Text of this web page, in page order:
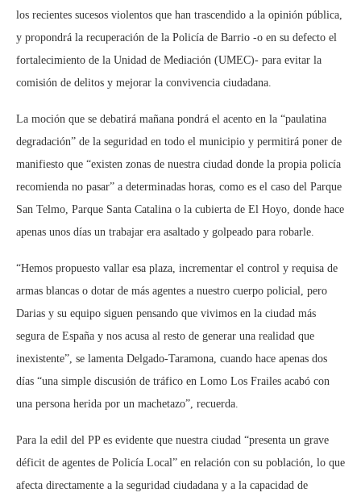
los recientes sucesos violentos que han trascendido a la opinión pública,
y propondrá la recuperación de la Policía de Barrio -o en su defecto el
fortalecimiento de la Unidad de Mediación (UMEC)- para evitar la
comisión de delitos y mejorar la convivencia ciudadana.
La moción que se debatirá mañana pondrá el acento en la “paulatina
degradación” de la seguridad en todo el municipio y permitirá poner de
manifiesto que “existen zonas de nuestra ciudad donde la propia policía
recomienda no pasar” a determinadas horas, como es el caso del Parque
San Telmo, Parque Santa Catalina o la cubierta de El Hoyo, donde hace
apenas unos días un trabajar era asaltado y golpeado para robarle.
“Hemos propuesto vallar esa plaza, incrementar el control y requisa de
armas blancas o dotar de más agentes a nuestro cuerpo policial, pero
Darias y su equipo siguen pensando que vivimos en la ciudad más
segura de España y nos acusa al resto de generar una realidad que
inexistente”, se lamenta Delgado-Taramona, cuando hace apenas dos
días “una simple discusión de tráfico en Lomo Los Frailes acabó con
una persona herida por un machetazo”, recuerda.
Para la edil del PP es evidente que nuestra ciudad “presenta un grave
déficit de agentes de Policía Local” en relación con su población, lo que
afecta directamente a la seguridad ciudadana y a la capacidad de